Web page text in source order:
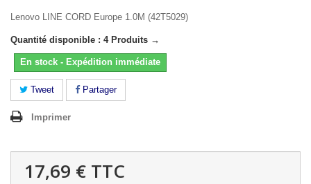
Lenovo LINE CORD Europe 1.0M (42T5029)
Quantité disponible : 4 Produits →
En stock - Expédition immédiate
Tweet Partager
Imprimer
17,69 € TTC